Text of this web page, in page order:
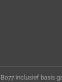
inclusief basis